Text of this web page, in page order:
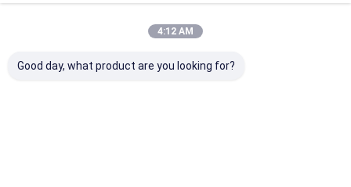
4:12 AM
Good day, what product are you looking for?